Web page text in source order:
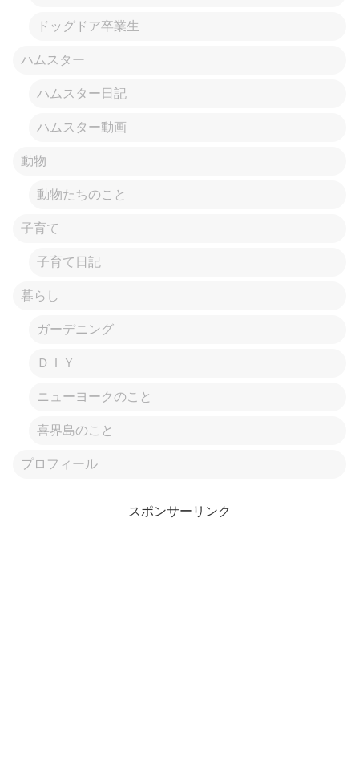
ドッグドア卒業生
ハムスター
ハムスター日記
ハムスター動画
動物
動物たちのこと
子育て
子育て日記
暮らし
ガーデニング
ＤＩＹ
ニューヨークのこと
喜界島のこと
プロフィール
スポンサーリンク